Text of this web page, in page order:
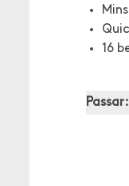
16
Passar: